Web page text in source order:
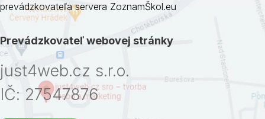
prevádzkovateľa servera ZoznamŠkol.eu
Prevádzkovateľ webovej stránky
just4web.cz s.r.o.
IČ: 27547876